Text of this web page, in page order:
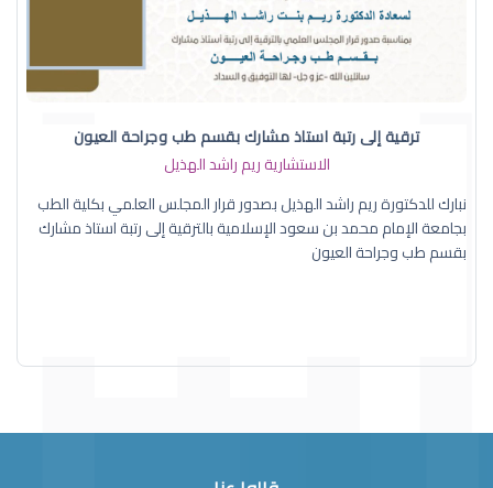
ترقية إلى رتبة استاذ مشارك بقسم طب وجراحة العيون
الاستشارية ريم راشد الهذيل
نبارك للدكتورة ريم راشد الهذيل بصدور قرار المجلس العلمي بكلية الطب
بجامعة الإمام محمد بن سعود الإسلامية بالترقية إلى رتبة استاذ مشارك
بقسم طب وجراحة العيون